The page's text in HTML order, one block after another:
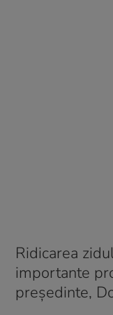
Ridicarea
importante
președinte,